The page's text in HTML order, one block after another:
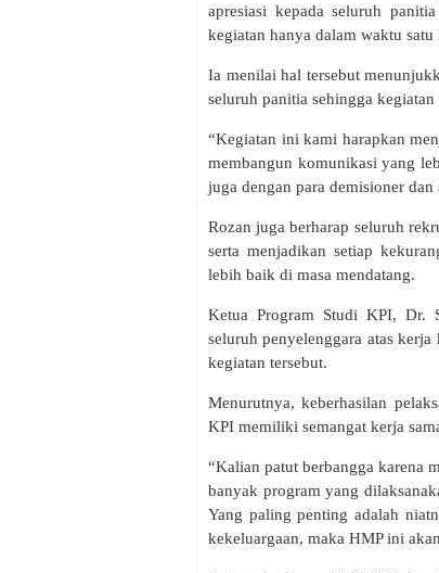
apresiasi kepada seluruh
kegiatan hanya dalam waktu satu
Ia menilai hal tersebut
seluruh panitia sehingga
“Kegiatan ini kami harapkan
membangun komunikasi yang
juga dengan para demisioner
Rozan juga berharap seluruh
serta menjadikan setiap
lebih baik di masa mendatang.
Ketua Program Studi KPI, Dr.
seluruh penyelenggara atas
kegiatan tersebut.
Menurutnya, keberhasilan
KPI memiliki semangat kerja
“Kalian patut berbangga karena
banyak program yang
Yang paling penting adalah
kekeluargaan, maka HMP ini